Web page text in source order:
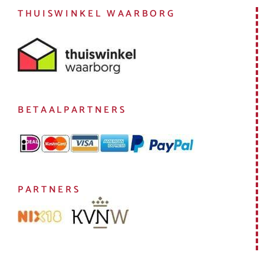
THUISWINKEL WAARBORG
BETAALPARTNERS
PARTNERS